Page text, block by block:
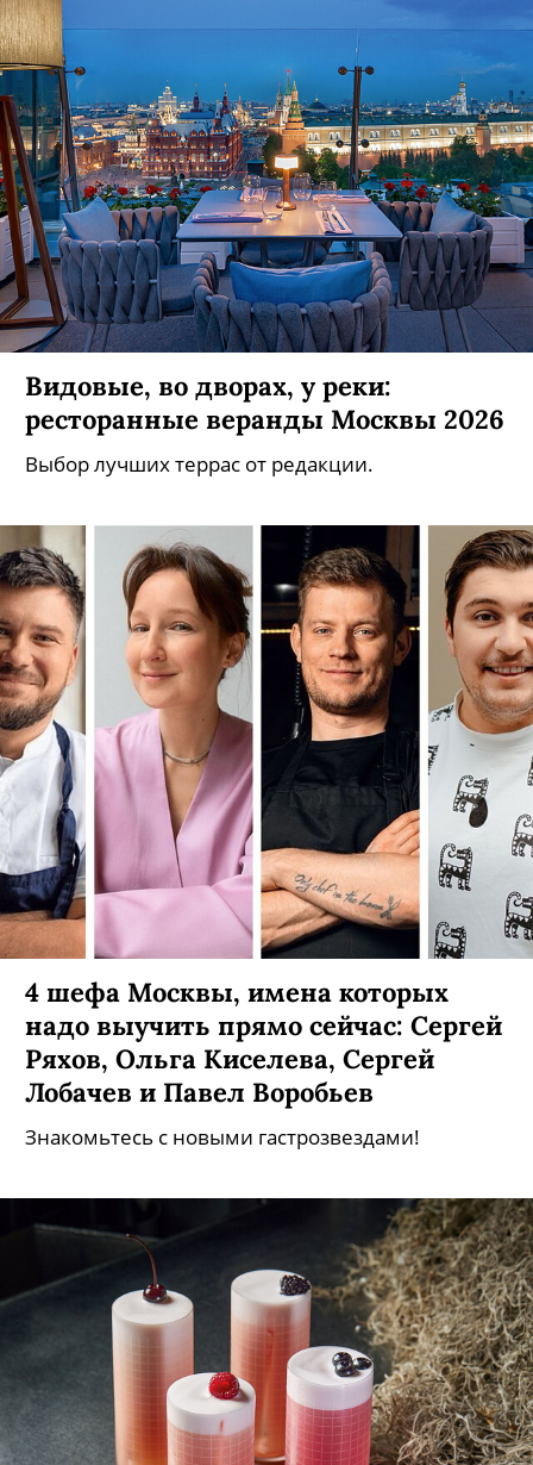
Видовые, во дворах, у реки:
ресторанные веранды Москвы 2026
Выбор лучших террас от редакции.
4 шефа Москвы, имена которых
надо выучить прямо сейчас: Сергей
Ряхов, Ольга Киселева, Сергей
Лобачев и Павел Воробьев
Знакомьтесь с новыми гастрозвездами!